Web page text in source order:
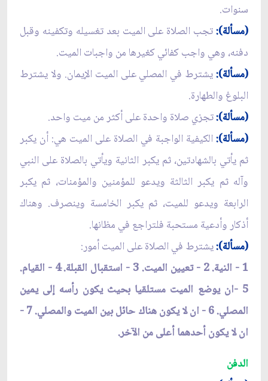
سنوات.
(مسألة):تجب الصلاة على الميت بعد تغسيله وتكفينه وقبل
دفنه، وهي واجب كفائي كغيرها من واجبات الميت.
(مسألة):يشترط في المصلي على الميت الإيمان. ولا يشترط
البلوغ والطهارة.
(مسألة):تجزي صلاة واحدة على أكثر من ميت واحد.
(مسألة):الكيفية الواجبة في الصلاة على الميت هي: أن يكبر
ثم يأتي بالشهادتين، ثم يكبر الثانية ويأتي بالصلاة على النبي
وآله ثم يكبر الثالثة ويدعو للمؤمنين والمؤمنات، ثم يكبر
الرابعة ويدعو للميت، ثم يكبر الخامسة وينصرف. وهناك
أذكار وأدعية مستحبة فلتراجع في مظانها.
(مسألة):يشترط في الصلاة على الميت أمور:
1 - النية. 2 - تعيين الميت. 3 - استقبال القبلة. 4 - القيام.
5 -ان يوضع الميت مستلقيا بحيث يكون رأسه إلى يمين
المصلي. 6 - ان لا يكون هناك حائل بين الميت والمصلي. 7 -
ان لا يكون أحدهما أعلى من الآخر.
الدفن